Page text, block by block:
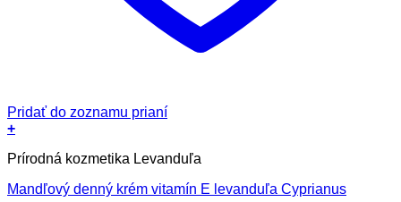
Pridať do zoznamu prianí
+
Prírodná kozmetika Levanduľa
Mandľový denný krém vitamín E levanduľa Cyprianus